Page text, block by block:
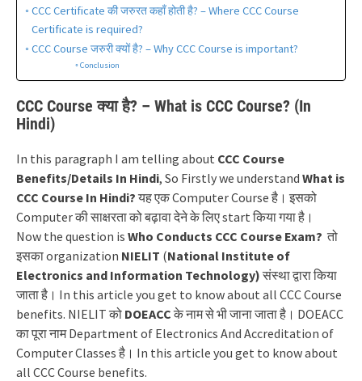
CCC Certificate की जरुरत कहाँ होती है? – Where CCC Course
Certificate is required?
CCC Course जरुरी क्यों है? – Why CCC Course is important?
Conclusion
CCC Course क्या है? – What is CCC Course? (In
Hindi)
In this paragraph I am telling about CCC Course
Benefits/Details In Hindi, So Firstly we understand What is
CCC Course In Hindi?यह एक Computer Course है। इसको
Computer की साक्षरता को बढ़ावा देने के लिए start किया गया है।
Now the question is Who Conducts CCC Course Exam? तो
इसका organization NIELIT (National Institute of
Electronics and Information Technology)संस्था द्वारा किया
जाता है। In this article you get to know about all CCC Course
benefits. NIELIT को DOEACCके नाम से भी जाना जाता है। DOEACC
का पूरा नाम Department of Electronics And Accreditation of
Computer Classes है। In this article you get to know about
all CCC Course benefits.